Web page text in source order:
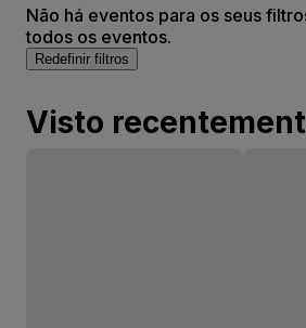
Não há eventos para os seus
todos os eventos.
Redefinir filtros
Visto